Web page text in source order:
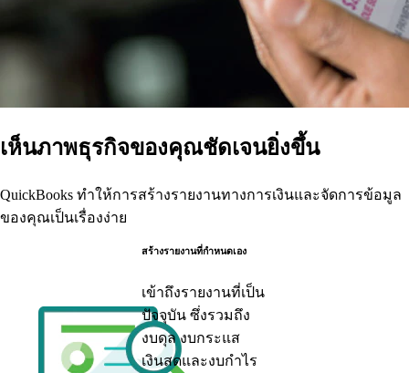
เห็นภาพธุรกิจของคุณชัดเจนยิ่งขึ้น
QuickBooks ทำให้การสร้างรายงานทางการเงินและจัดการข้อมูล
ของคุณเป็นเรื่องง่าย
สร้างรายงานที่กำหนดเอง
เข้าถึงรายงานที่เป็น
ปัจจุบัน ซึ่งรวมถึง
งบดุล งบกระแส
เงินสดและงบกำไร